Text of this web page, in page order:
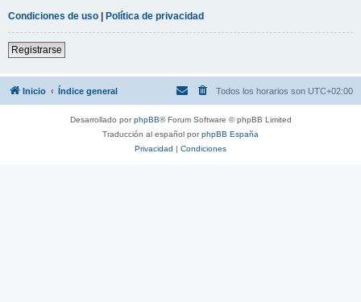
Condiciones de uso | Política de privacidad
Registrarse
Inicio Índice general Todos los horarios son UTC+02:00
Desarrollado porphpBB® Forum Software © phpBB Limited
Traducción al español porphpBB España
Privacidad | Condiciones